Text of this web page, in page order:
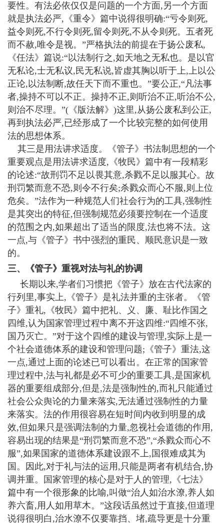
要性。有法必依仅仅是问题的一个方面,另一个方面
就是执法必严,《重令》篇中说得很明确:“亏令则死,
益令则死,不行令则死,留令则死,不从令则死。五者死
而不赦,唯令是视。”严格执法的前提在于扬公废私,
《任法》篇说:“以法制行之,如天地之无私也。是以官
无私论,士无私议,民无私说,皆虚其胸以听于上,上以公
正论,以法制断,故任天下而不重也。”要公正,“凡法事
者,操持不可以不正。操持不正,则听治不正,听治不公,
则治不尽理。”(《版法解》)这里,从扬公废私到公正,
再到执法必严,已经形成了一个比较完整的如何使用
法的思想体系。
其三是用法讲求适度。《管子》书法制思想的一个
重要观点是用法讲求适度,《牧民》篇中有一段精彩
的论述:“故刑罚不足以畏其意,杀戮不足以服其心。故
刑罚繁而意不恐,则令不行矣;杀戮众而心不服,则上位
危矣。”法作为一种规范人们社会行为的工具,强制性
是其突出的特征,但强制规范必须要控制在一个适度
的范围之内,如果超出了适当的限度,法也将不法。这
一点,与《管子》书中强烈的重民、顺民意识是一致
的。
三、《管子》重视对法与礼的协调
长期以来,学者们习惯把《管子》放在古代法家的
行列里,事实上,《管子》是礼法并重的主张者。《管
子》重礼,《牧民》篇中把礼、义、廉、耻比作国之
四维,认为国家管理过程中离不开这四维:“四维不张,
国乃灭亡。”对于这个四维的建设与管理,实际上是一
个社会道德体系的建设和管理问题;《管子》重法,这
一点,通过上面的论述已可以看出。在正常的国家管
理过程中,法与礼都是必不可少的重要工具,是国家机
器的重要组成部分,但是,法是强制性的,而礼只能通过
社会公众舆论的力量来落实,无法通过强制性的力量
来落实。法的作用很容易在短时间内收到明显的成
效,但如果只是强调法制的力量,忽视社会道德的作用,
容易出现的结果是“刑罚繁而意不恐”,“杀戮众而心不
服”,如果国家的道德体系建设跟不上,国很难成其为
国。因此,对于礼与法的运用,只能是两者有机结合,协
调并重。国家管理的核心是对于人的管理,《七法》
篇中有一个很形象的比喻,叫做“治人如治水潦,养人如
养六畜,用人如用草木。”这段话虽然过于直接,但道理
说得很明白,治水潦不仅要靠挡、堵,疏导更是十分重